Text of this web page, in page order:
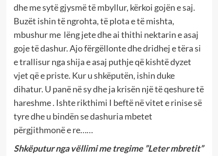
dhe me sytë gjysmë të mbyllur, kërkoi gojën e saj.
Buzët ishin të ngrohta, të plota e të mishta,
mbushur me lëng jete dhe ai thithi nektarin e asaj
goje të dashur. Ajo fërgëllonte dhe dridhej e tëra si
e trallisur nga shija e asaj puthje që kishtë dyzet
vjet që e priste. Kur u shkëputën, ishin duke
dihatur. U panë në sy dhe ja krisën një të qeshure të
hareshme . Ishte rikthimi I beftë në vitet e rinise së
tyre dhe u bindën se dashuria mbetet
përgjithmonë e re……
Shkëputur nga vëllimi me tregime ”Leter mbretit”